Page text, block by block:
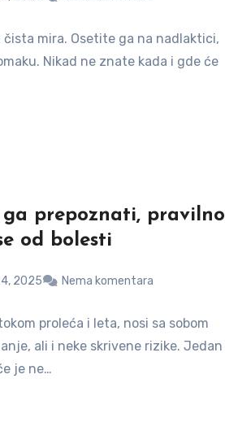
čista mira. Osetite ga na nadlaktici,
Nikad ne znate kada i gde će
prepoznati, pravilno
od bolesti
2025 Nema komentara
proleća i leta, nosi sa sobom
ali i neke skrivene rizike. Jedan
je ne…